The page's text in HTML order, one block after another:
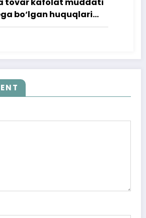
tovar kafolat muddati
bo‘lgan huquqlari